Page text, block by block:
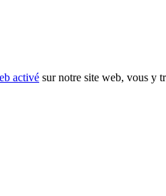
activé sur notre site web, vous y